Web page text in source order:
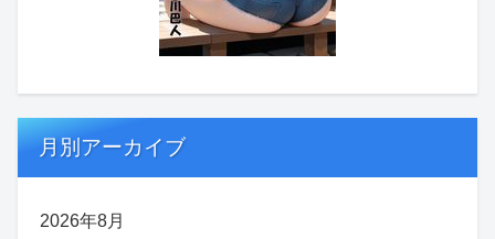
月別アーカイブ
2026年8月